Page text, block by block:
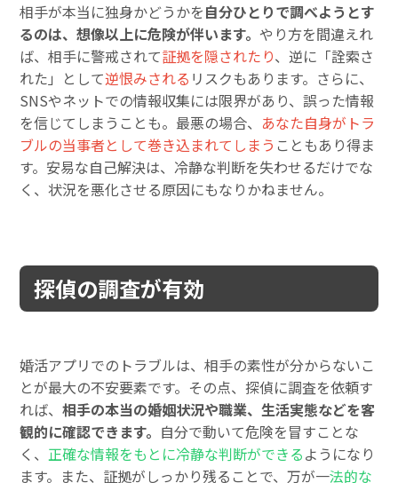
相手が本当に独身かどうかを自分ひとりで調べようとす
るのは、想像以上に危険が伴います。やり方を間違えれ
ば、相手に警戒されて証拠を隠されたり、逆に「詮索さ
れた」として逆恨みされる リスクもあります。さらに、
SNSやネットでの情報収集には限界があり、誤った情報
を信じてしまうことも。最悪の場合、 あなた自身がトラ
ブルの当事者として巻き込まれてしまう こともあり得ま
す。安易な自己解決は、冷静な判断を失わせるだけでな
く、状況を悪化させる原因にもなりかねません。
探偵の調査が有効
婚活アプリでのトラブルは、相手の素性が分からないこ
とが最大の不安要素です。その点、探偵に調査を依頼す
れば、相手の本当の婚姻状況や職業、生活実態などを客
観的に確認できます。 自分で動いて危険を冒すことな
く、正確な情報をもとに冷静な判断ができるようになり
ます。また、証拠がしっかり残ることで、万が一法的な